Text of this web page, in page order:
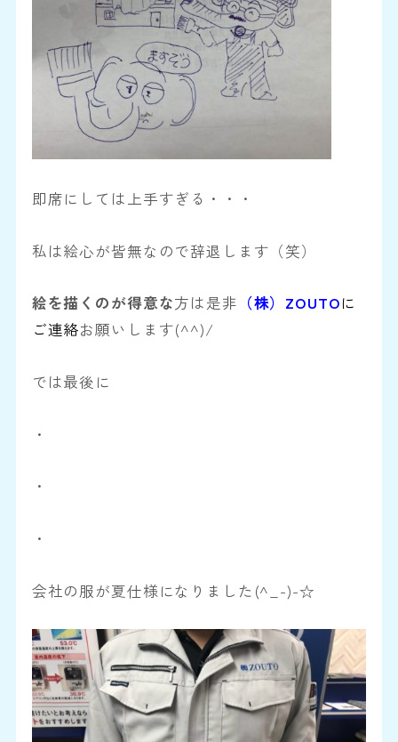
即席にしては上手すぎる・・・
私は絵心が皆無なので辞退します（笑）
絵を描くのが得意な方は是非 （株）ZOUTOに
ご連絡お願いします(^^)/
では最後に
・
・
・
会社の服が夏仕様になりました(^_-)-☆